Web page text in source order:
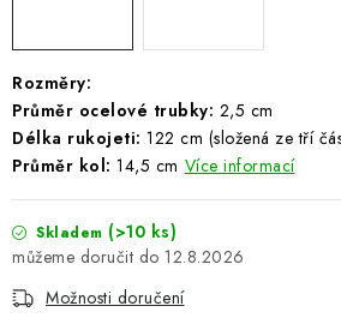
B2B - VELKOOBCHOD
NAPIŠTE NÁM
KONTAKTY
BLOG
Kontakty Hodnocení obchodu
Rozměry:
Průměr ocelové trubky: 2,5 cm
Délka rukojeti: 122 cm (složená ze tří
Průměr kol: 14,5 cm Více informací
Skladem (>10 ks)
12.8.2026
Možnosti doručení